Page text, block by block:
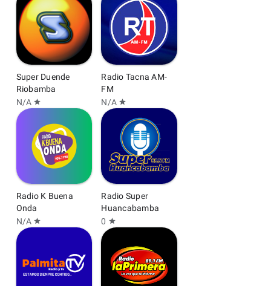
Super Duende
Riobamba
N/A star
Radio Tacna AM-
FM
N/A star
Radio K Buena
Onda
N/A star
Radio Super
Huancabamba
0 star